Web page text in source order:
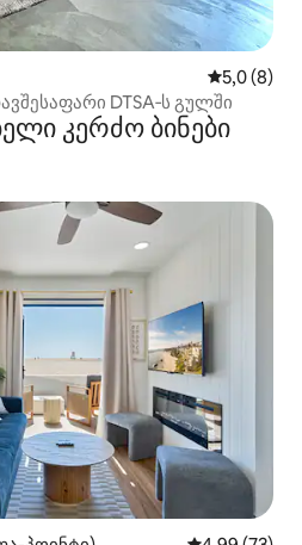
საშუალო
5,0 (8)
DTSA‑ს გულში
კერძო ბინები